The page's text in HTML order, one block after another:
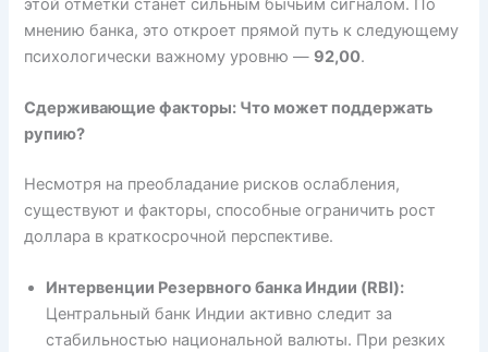
этой отметки станет сильным бычьим сигналом. По
мнению банка, это откроет прямой путь к следующему
психологически важному уровню — 92,00.
Сдерживающие факторы: Что может поддержать
рупию?
Несмотря на преобладание рисков ослабления,
существуют и факторы, способные ограничить рост
доллара в краткосрочной перспективе.
Интервенции Резервного банка Индии (RBI):
Центральный банк Индии активно следит за
стабильностью национальной валюты. При резких